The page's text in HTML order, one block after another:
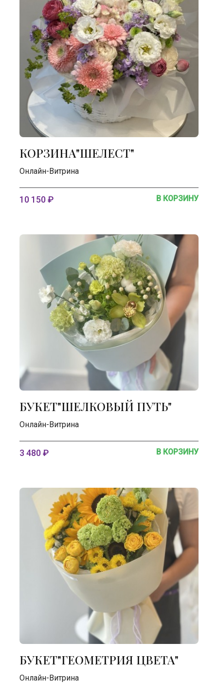
КОРЗИНА"ШЕЛЕСТ"
Онлайн-Витрина
10 150 ₽ В КОРЗИНУ
БУКЕТ"ШЕЛКОВЫЙ ПУТЬ"
Онлайн-Витрина
3 480 ₽ В КОРЗИНУ
БУКЕТ"ГЕОМЕТРИЯ ЦВЕТА"
Онлайн-Витрина